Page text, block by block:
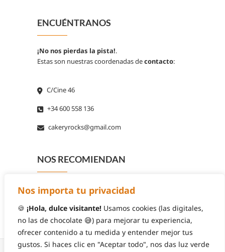
Nos importa tu privacidad
🍪 ¡Hola, dulce visitante! Usamos cookies (las digitales,
no las de chocolate 😅) para mejorar tu experiencia,
ofrecer contenido a tu medida y entender mejor tus
gustos. Si haces clic en "Aceptar todo", nos das luz verde
ENCUÉNTRANOS
¡No nos pierdas la pista!.
Estas son nuestras coordenadas decontacto:
C/Cine 46
+34 600 558 136
cakeryrocks@gmail.com
NOS RECOMIENDAN